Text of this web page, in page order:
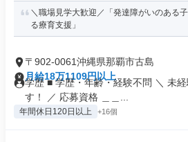
＼職場見学大歓迎／「発達障がいのある
る療育支援」
〒902-0061沖縄県那覇市古島
月給18万1109円以上
学歴 ■ 学歴・年齢・経験不問 ＼ 未
す！ ／ 応募資格 ＿＿...
年間休日120日以上 +16個